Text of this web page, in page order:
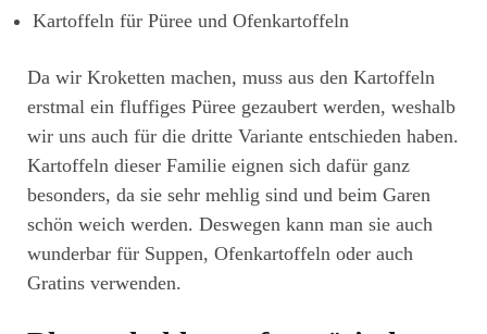
Kartoffeln für Püree und Ofenkartoffeln
Da wir Kroketten machen, muss aus den Kartoffeln
erstmal ein fluffiges Püree gezaubert werden, weshalb
wir uns auch für die dritte Variante entschieden haben.
Kartoffeln dieser Familie eignen sich dafür ganz
besonders, da sie sehr mehlig sind und beim Garen
schön weich werden. Deswegen kann man sie auch
wunderbar für Suppen, Ofenkartoffeln oder auch
Gratins verwenden.